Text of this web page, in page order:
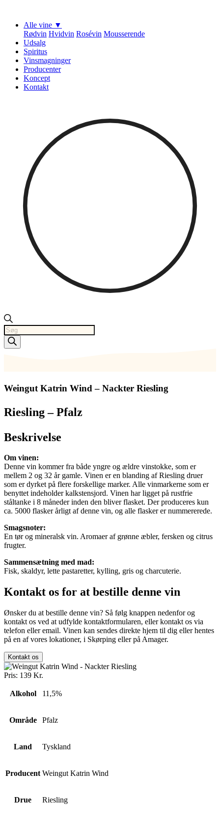
Alle vine ▼
Rødvin Hvidvin Rosévin Mousserende
Udsalg
Spiritus
Vinsmagninger
Producenter
Koncept
Kontakt
Products
search
Weingut Katrin Wind – Nackter Riesling
Riesling – Pfalz
Beskrivelse
Om vinen:
Denne vin kommer fra både yngre og ældre vinstokke, som er
mellem 2 og 32 år gamle. Vinen er en blanding af Riesling druer
som er dyrket på flere forskellige marker. Alle vinmarkerne som er
benyttet indeholder kalkstensjord. Vinen har ligget på rustfrie
ståltanke i 8 måneder inden den bliver flasket. Der produceres kun
ca. 5000 flasker årligt af denne vin, og alle flasker er nummererede.
Smagsnoter:
En tør og mineralsk vin. Aromaer af grønne æbler, fersken og citrus
frugter.
Sammensætning med mad:
Fisk, skaldyr, lette pastaretter, kylling, gris og charcuterie.
Kontakt os for at bestille denne vin
Ønsker du at bestille denne vin? Så følg knappen nedenfor og
kontakt os ved at udfylde kontaktformularen, eller kontakt os via
telefon eller email. Vinen kan sendes direkte hjem til dig eller hentes
på en af vores lokationer, i Skørping eller på Amager.
Kontakt os
Pris: 139 Kr.
Alkohol 11,5%
Område Pfalz
Land Tyskland
Producent Weingut Katrin Wind
Drue Riesling